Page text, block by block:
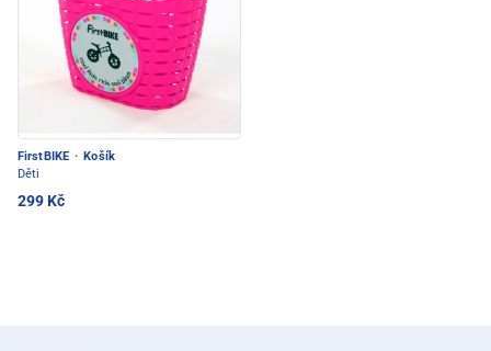
FirstBIKE · Košík
Děti
299 Kč